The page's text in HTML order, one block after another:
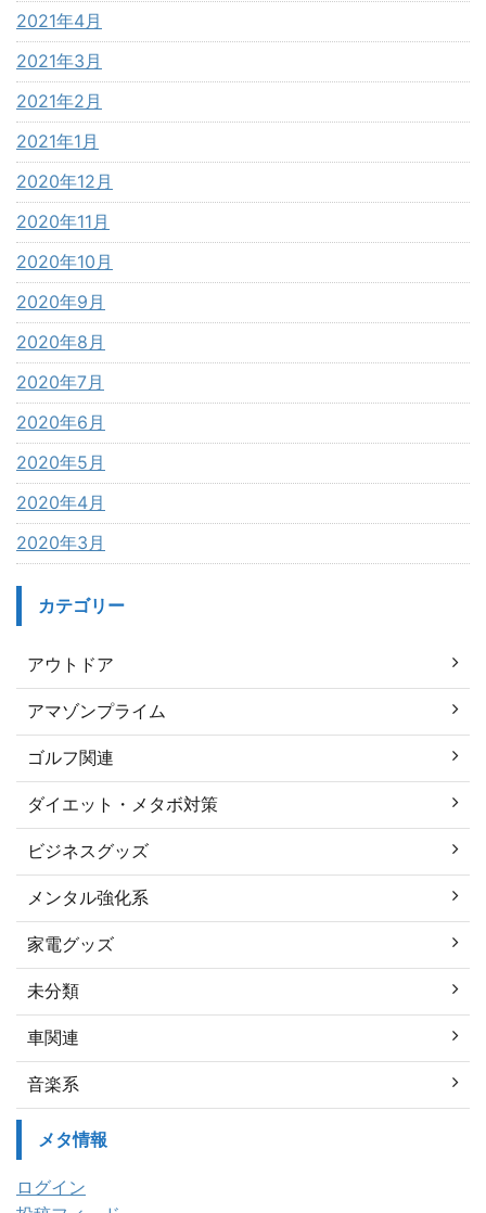
2021年4月
2021年3月
2021年2月
2021年1月
2020年12月
2020年11月
2020年10月
2020年9月
2020年8月
2020年7月
2020年6月
2020年5月
2020年4月
2020年3月
カテゴリー
アウトドア
アマゾンプライム
ゴルフ関連
ダイエット・メタボ対策
ビジネスグッズ
メンタル強化系
家電グッズ
未分類
車関連
音楽系
メタ情報
ログイン